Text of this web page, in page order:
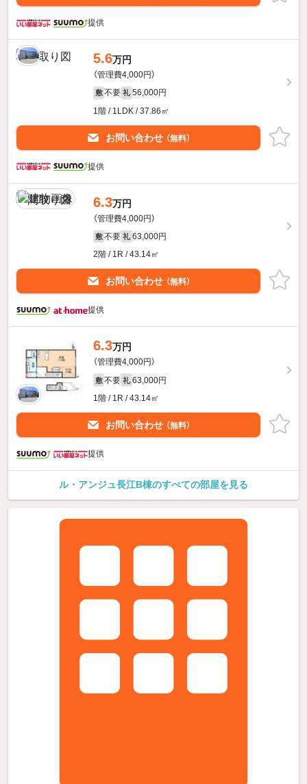
提供
5.6万円
（管理費4,000円）
敷 不要 礼 56,000円
1階 / 1LDK / 37.86㎡
お問い合わせ （無料）
提供
6.3万円
（管理費4,000円）
敷 不要 礼 63,000円
2階 / 1R / 43.14㎡
お問い合わせ （無料）
提供
6.3万円
（管理費4,000円）
敷 不要 礼 63,000円
1階 / 1R / 43.14㎡
お問い合わせ （無料）
提供
ル・アンジュ長江B棟のすべての部屋を見る